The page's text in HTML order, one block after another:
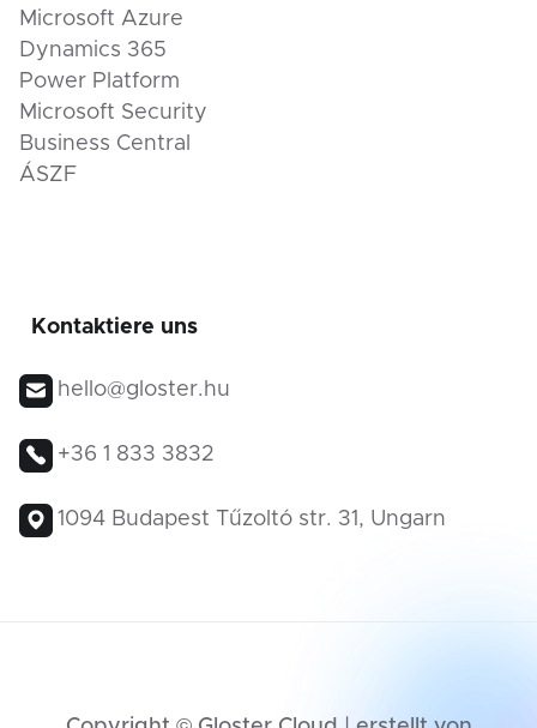
Microsoft Azure
Dynamics 365
Power Platform
Microsoft Security
Business Central
ÁSZF
Kontaktiere uns
hello@gloster.hu
+36 1 833 3832
1094 Budapest Tűzoltó str. 31, Ungarn